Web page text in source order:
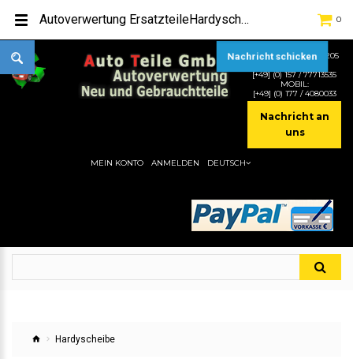
TEL:[+49] (0) 2232-5205
[+49] (0) 157 / 77713535
MOBIL:
[+49] (0) 177 / 4080033
Nachricht an
uns
0
MEIN KONTO ANMELDEN DEUTSCH
Hardyscheibe
Autoverwertung ErsatzteileHardyscheibe -> HardyscheibeHier gibt es viele Autoersatzteile, günstigen Preise, gute Qualität
Nachricht schicken